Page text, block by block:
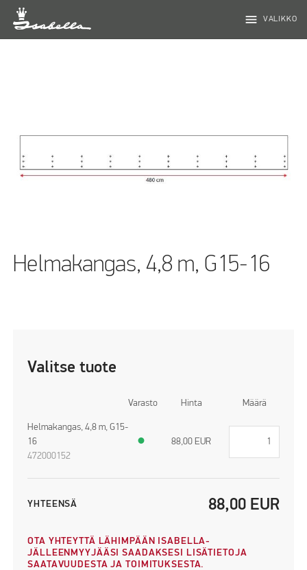
menu VALIKKO
Helmakangas, 4,8 m, G15-16
Valitse tuote
Varasto Hinta Määrä
Helmakangas, 4,8 m, G15-
16
472000152
● 88,00 EUR
YHTEENSÄ 88,00 EUR
OTA YHTEYTTÄ LÄHIMPÄÄN ISABELLA-
JÄLLEENMYYJÄÄSI SAADAKSESI LISÄTIETOJA
SAATAVUUDESTA JA TOIMITUKSESTA.